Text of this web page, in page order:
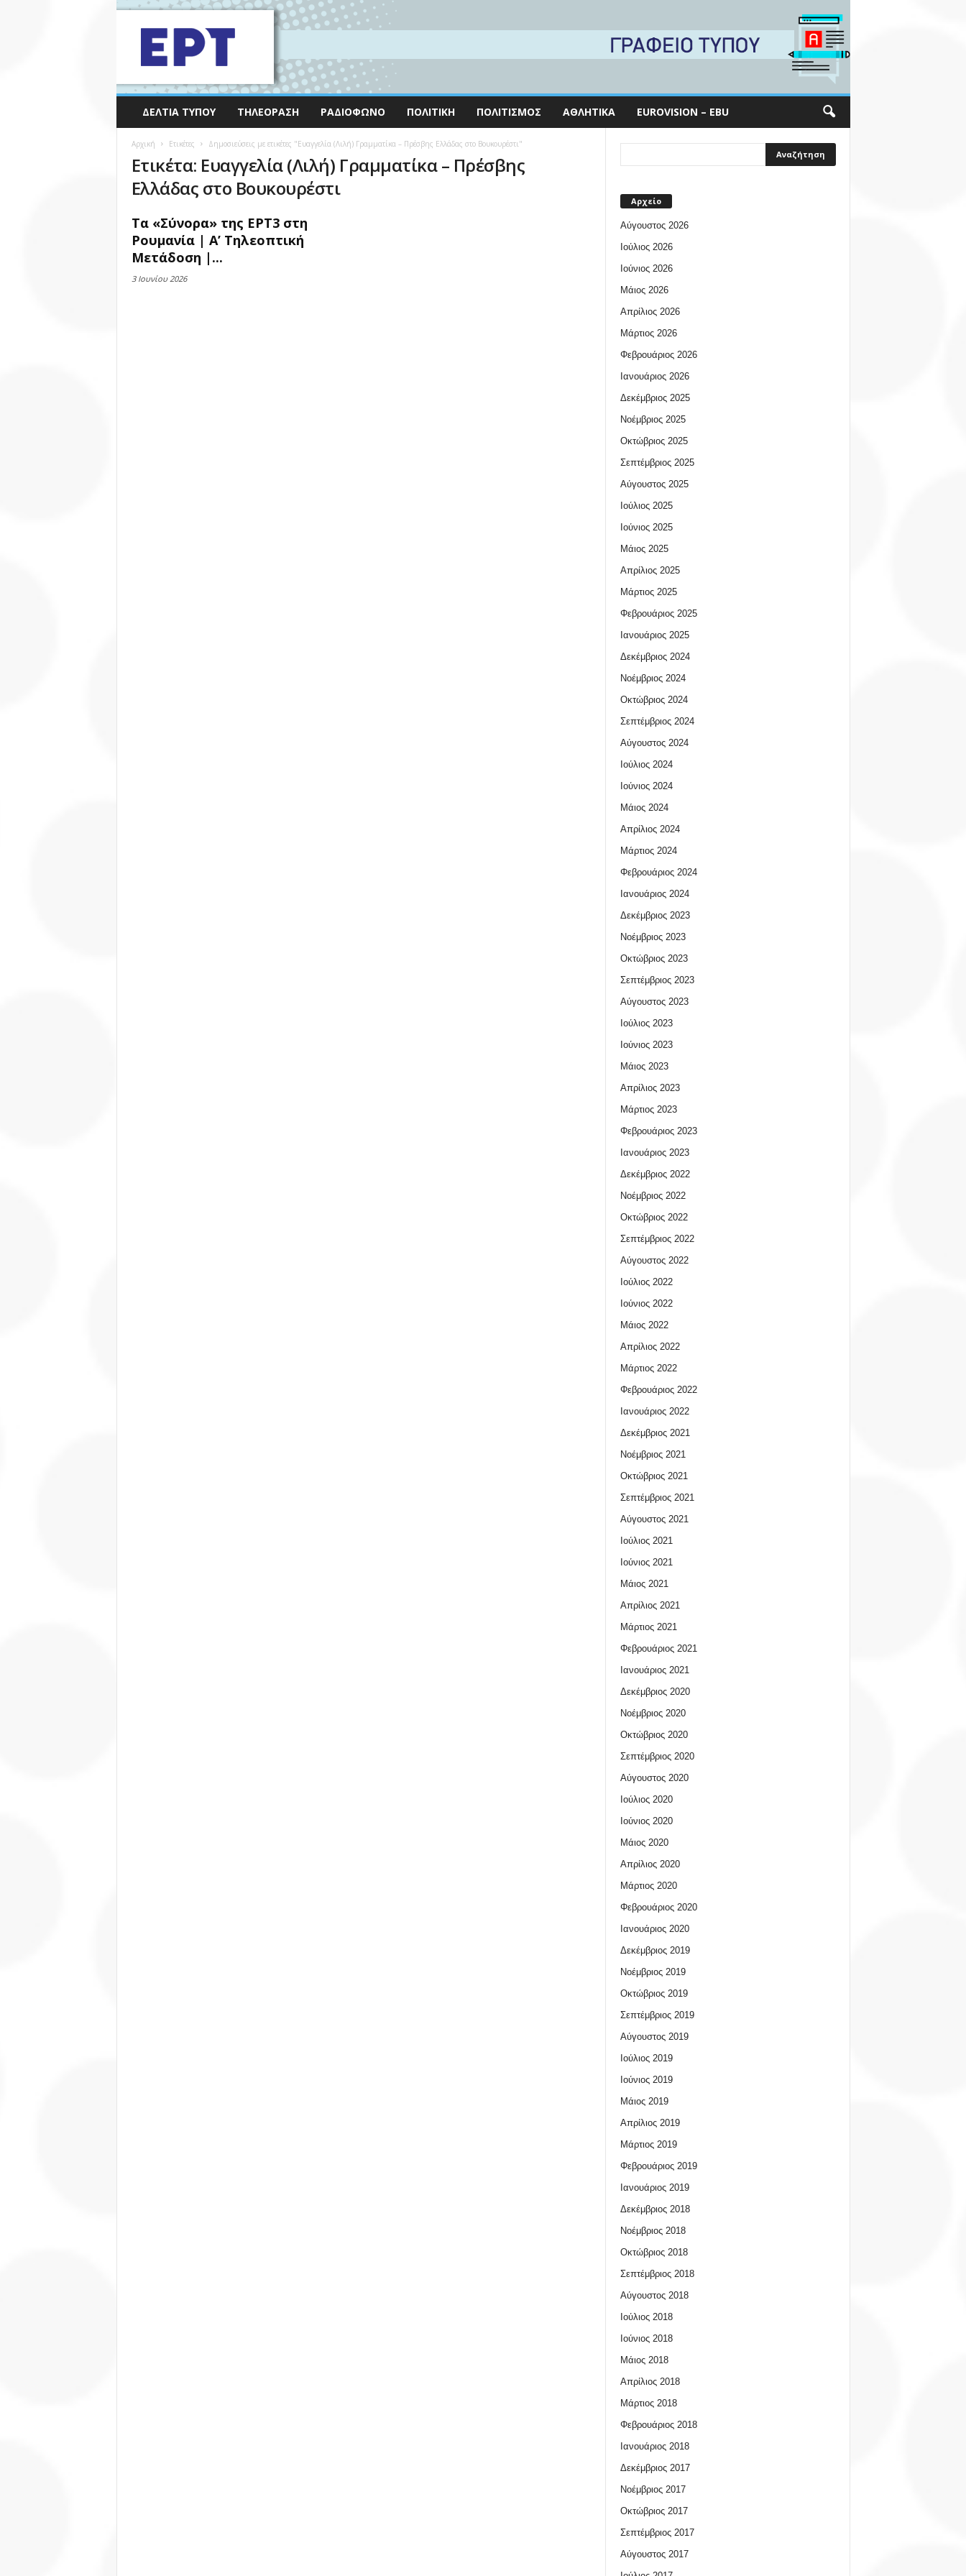
ΔΕΛΤΊΑ ΤΎΠΟΥ ΤΗΛΕΌΡΑΣΗ ΡΑΔΙΌΦΩΝΟ ΠΟΛΙΤΙΚΉ ΠΟΛΙΤΙΣΜΌΣ ΑΘΛΗΤΙΚΆ EUROVISION – EBU
Αρχική Ετικέτες Δημοσιεύσεις με ετικέτες "Ευαγγελία (Λιλή) Γραμματίκα – Πρέσβης Ελλάδας στο Βουκουρέστι"
Ετικέτα: Ευαγγελία (Λιλή) Γραμματίκα – Πρέσβης
Ελλάδας στο Βουκουρέστι
Τα «Σύνορα» της ΕΡΤ3 στη
Ρουμανία | Α’ Τηλεοπτική
Μετάδοση |...
3 Ιουνίου 2026
Αρχείο
Αύγουστος 2026
Ιούλιος 2026
Ιούνιος 2026
Μάιος 2026
Απρίλιος 2026
Μάρτιος 2026
Φεβρουάριος 2026
Ιανουάριος 2026
Δεκέμβριος 2025
Νοέμβριος 2025
Οκτώβριος 2025
Σεπτέμβριος 2025
Αύγουστος 2025
Ιούλιος 2025
Ιούνιος 2025
Μάιος 2025
Απρίλιος 2025
Μάρτιος 2025
Φεβρουάριος 2025
Ιανουάριος 2025
Δεκέμβριος 2024
Νοέμβριος 2024
Οκτώβριος 2024
Σεπτέμβριος 2024
Αύγουστος 2024
Ιούλιος 2024
Ιούνιος 2024
Μάιος 2024
Απρίλιος 2024
Μάρτιος 2024
Φεβρουάριος 2024
Ιανουάριος 2024
Δεκέμβριος 2023
Νοέμβριος 2023
Οκτώβριος 2023
Σεπτέμβριος 2023
Αύγουστος 2023
Ιούλιος 2023
Ιούνιος 2023
Μάιος 2023
Απρίλιος 2023
Μάρτιος 2023
Φεβρουάριος 2023
Ιανουάριος 2023
Δεκέμβριος 2022
Νοέμβριος 2022
Οκτώβριος 2022
Σεπτέμβριος 2022
Αύγουστος 2022
Ιούλιος 2022
Ιούνιος 2022
Μάιος 2022
Απρίλιος 2022
Μάρτιος 2022
Φεβρουάριος 2022
Ιανουάριος 2022
Δεκέμβριος 2021
Νοέμβριος 2021
Οκτώβριος 2021
Σεπτέμβριος 2021
Αύγουστος 2021
Ιούλιος 2021
Ιούνιος 2021
Μάιος 2021
Απρίλιος 2021
Μάρτιος 2021
Φεβρουάριος 2021
Ιανουάριος 2021
Δεκέμβριος 2020
Νοέμβριος 2020
Οκτώβριος 2020
Σεπτέμβριος 2020
Αύγουστος 2020
Ιούλιος 2020
Ιούνιος 2020
Μάιος 2020
Απρίλιος 2020
Μάρτιος 2020
Φεβρουάριος 2020
Ιανουάριος 2020
Δεκέμβριος 2019
Νοέμβριος 2019
Οκτώβριος 2019
Σεπτέμβριος 2019
Αύγουστος 2019
Ιούλιος 2019
Ιούνιος 2019
Μάιος 2019
Απρίλιος 2019
Μάρτιος 2019
Φεβρουάριος 2019
Ιανουάριος 2019
Δεκέμβριος 2018
Νοέμβριος 2018
Οκτώβριος 2018
Σεπτέμβριος 2018
Αύγουστος 2018
Ιούλιος 2018
Ιούνιος 2018
Μάιος 2018
Απρίλιος 2018
Μάρτιος 2018
Φεβρουάριος 2018
Ιανουάριος 2018
Δεκέμβριος 2017
Νοέμβριος 2017
Οκτώβριος 2017
Σεπτέμβριος 2017
Αύγουστος 2017